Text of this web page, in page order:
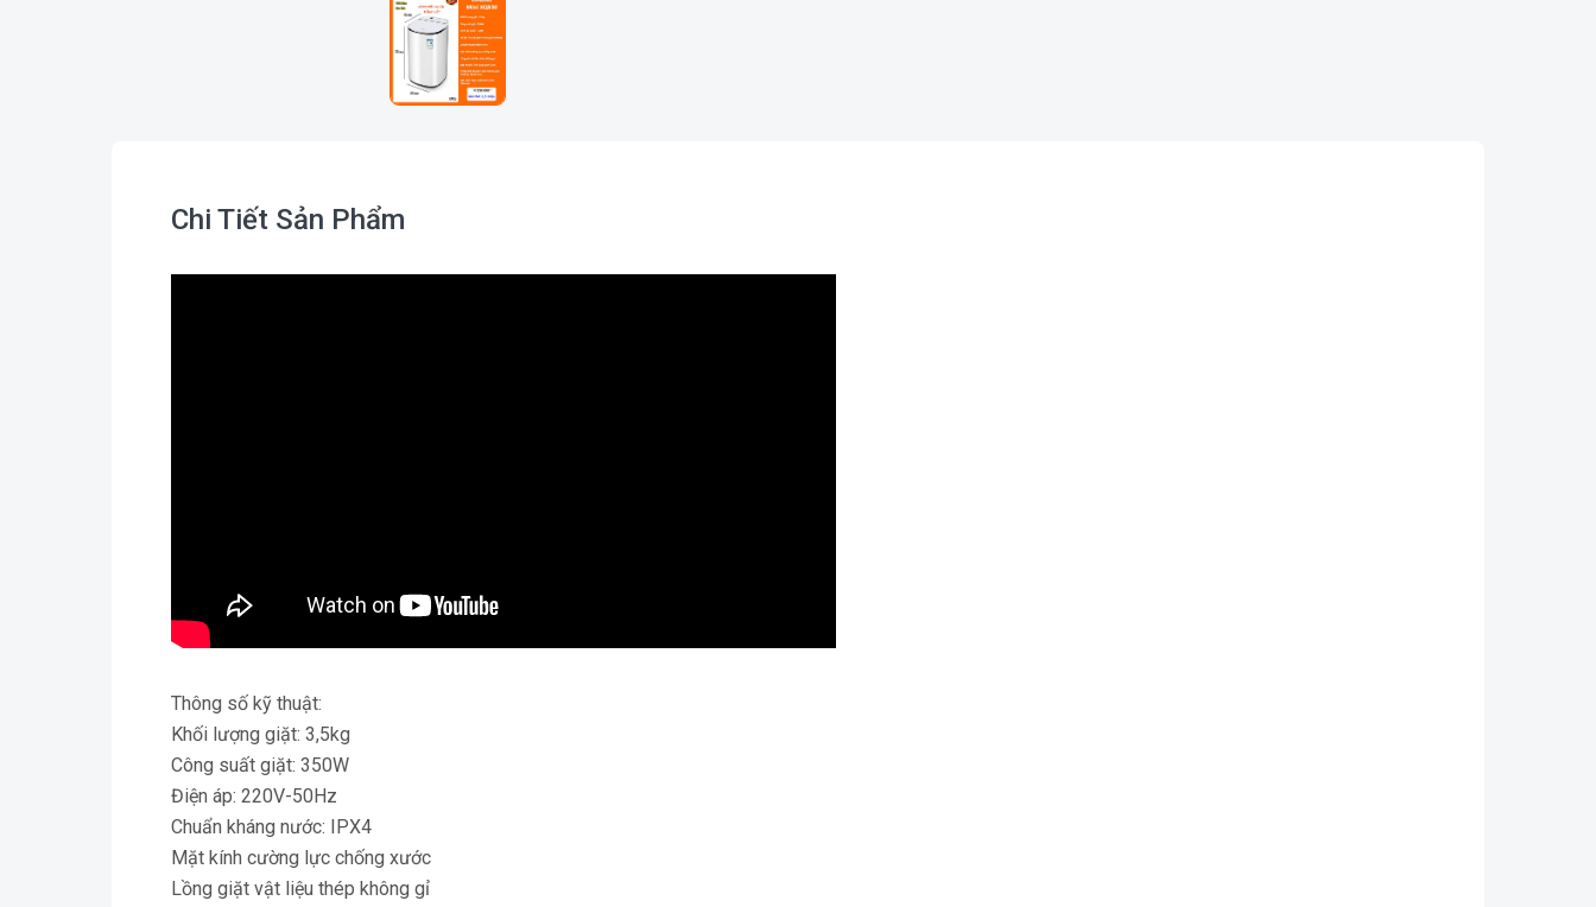
Chi Tiết Sản Phẩm
Thông số kỹ thuật:
Khối lượng giặt: 3,5kg
Công suất giặt: 350W
Điện áp: 220V-50Hz
Chuẩn kháng nước: IPX4
Mặt kính cường lực chống xước
Lồng giặt vật liệu thép không gỉ